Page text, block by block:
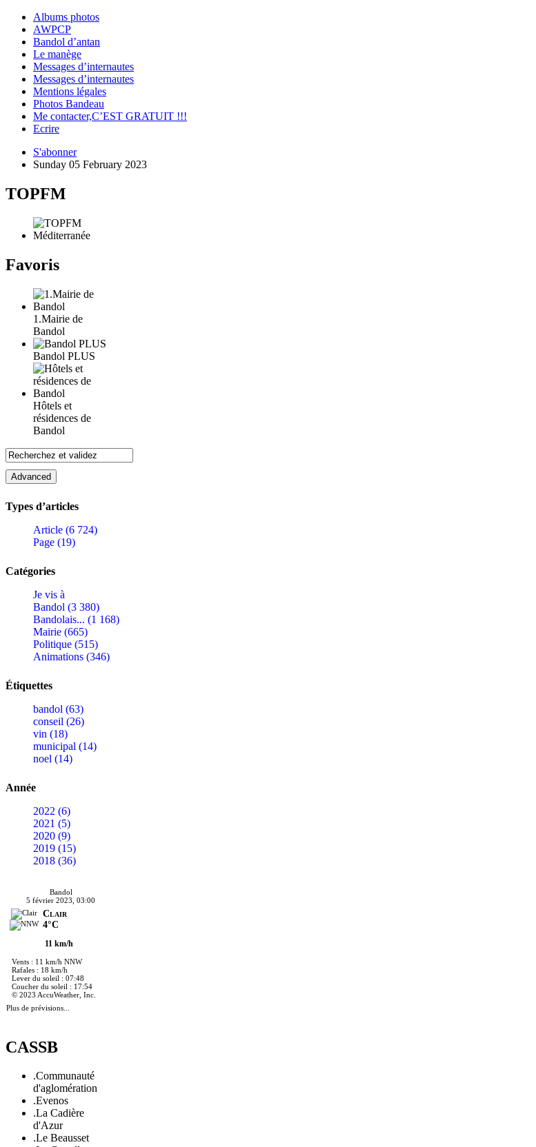
Albums photos
AWPCP
Bandol d’antan
Le manège
Messages d’internautes
Messages d’internautes
Mentions légales
Photos Bandeau
Me contacter,C’EST GRATUIT !!!
Ecrire
S'abonner
Sunday 05 February 2023
TOPFM
Favoris
1.Mairie de
Bandol
Bandol PLUS
Hôtels et
résidences de
Bandol
Types d’articles
Article (6 724)
Page (19)
Catégories
Je vis à
Bandol (3 380)
Bandolais... (1 168)
Mairie (665)
Politique (515)
Animations (346)
Étiquettes
bandol (63)
conseil (26)
vin (18)
municipal (14)
noel (14)
Année
2022 (6)
2021 (5)
2020 (9)
2019 (15)
2018 (36)
Bandol
5 février 2023, 03:00
Clair
4°C
11 km/h
Vents : 11 km/h NNW
Rafales : 18 km/h
Lever du soleil : 07:48
Coucher du soleil : 17:54
© 2023 AccuWeather, Inc.
Plus de prévisions...
CASSB
.Communauté
d'aglomération
.Evenos
.La Cadière
d'Azur
.Le Beausset